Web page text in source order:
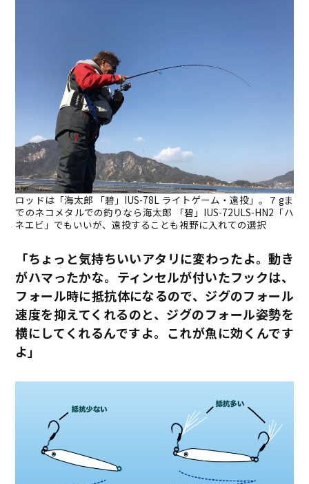
ロッドは「海太郎 「碧」IUS-78L ライトゲーム・遠投」。７gま
でのネコメタルでの釣りなら海太郎 「碧」IUS-72ULS-HN2「ハ
ネエビ」でもいいが、遠投することも視野に入れての選択
「ちょっと気持ちいいアタリに変わったよ。動き
がハマったかな。ティンセルが付いたフックは、
フォール時に抵抗体になるので、ジグのフォール
速度を抑えてくれるのと、ジグのフォール姿勢を
横にしてくれるんですよ。これが魚に効くんです
よ」